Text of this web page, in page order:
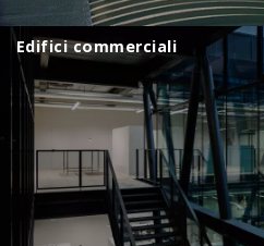
Edifici commerciali